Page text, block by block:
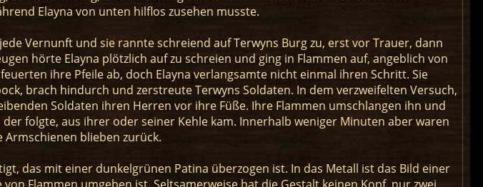
Elayna von unten hilflos zusehen musste.
Vernunft und sie rannte schreiend auf Terwyns Burg zu, erst vor Trauer, dann
hörte Elayna plötzlich auf zu schreien und ging in Flammen auf, angeblich von
ihre Pfeile ab, doch Elayna verlangsamte nicht einmal ihren Schritt. Sie
brach hindurch und zerstreute Terwyns Soldaten. In dem verzweifelten Versuch,
Soldaten ihren Herren vor ihre Füße. Ihre Flammen umschlangen ihn und
folgte, aus ihrer oder seiner Kehle kam. Innerhalb weniger Minuten aber waren
blieben zurück.
das mit einer dunkelgrünen Patina überzogen ist. In das Metall ist das Bild einer